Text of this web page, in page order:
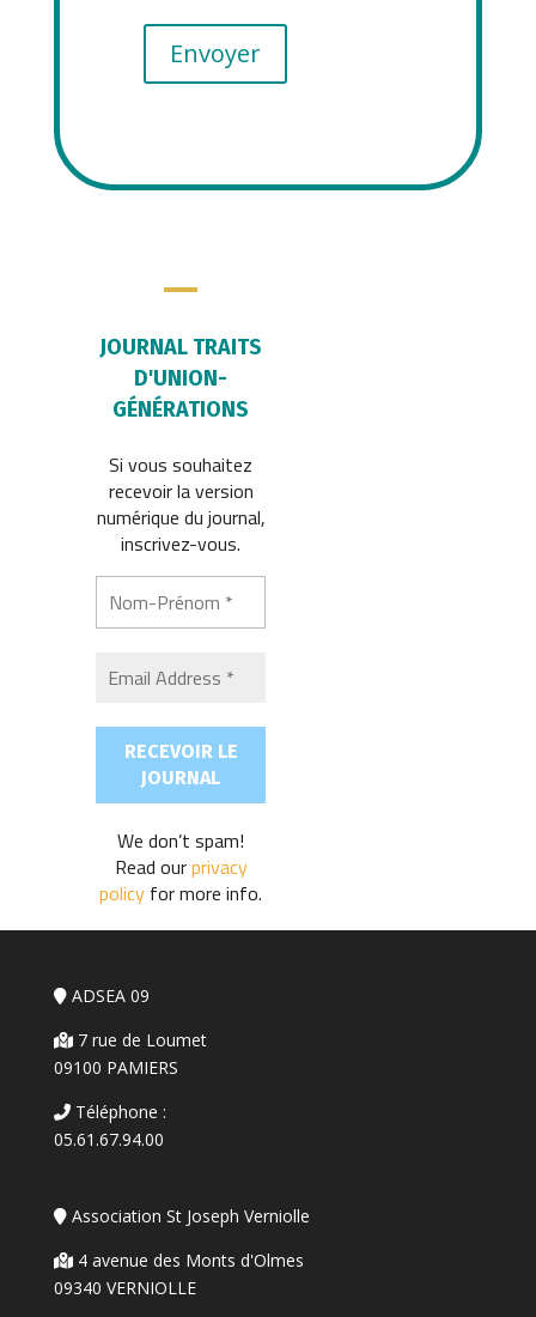
JOURNAL TRAITS
D'UNION-
GÉNÉRATIONS
Si vous souhaitez
recevoir la version
numérique du journal,
inscrivez-vous.
We don’t spam!
Read ourprivacy
policy for more info.
ADSEA 09
7 rue de Loumet
09100 PAMIERS
Téléphone :
05.61.67.94.00
Association St Joseph Verniolle
4 avenue des Monts d'Olmes
09340 VERNIOLLE